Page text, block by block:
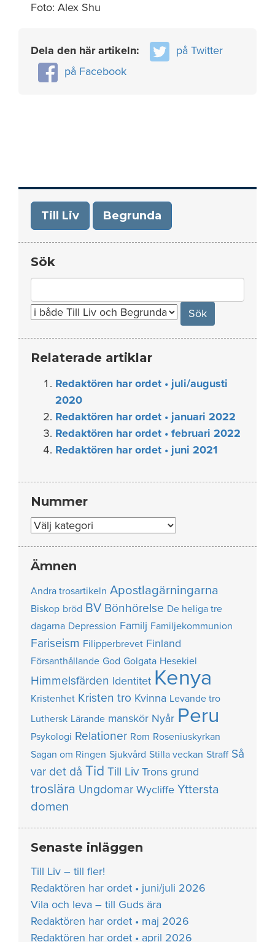
Foto: Alex Shu
Dela den här artikeln:
på Twitter
på Facebook
Till Liv Begrunda
Sök
for:
Relaterade artiklar
Redaktören har ordet • juli/augusti
2020
Redaktören har ordet • januari 2022
Redaktören har ordet • februari 2022
Redaktören har ordet • juni 2021
Nummer
Nummer
Ämnen
Andra trosartikeln Apostlagärningarna
Biskop bröd BV Bönhörelse De heliga tre
dagarna Depression Familj Familjekommunion
Fariseism Filipperbrevet Finland
Försanthållande God Golgata Hesekiel
Himmelsfärden Identitet Kenya
Kristenhet Kristen tro Kvinna Levande tro
Luthersk Lärande manskör Nyår Peru
Psykologi Relationer Rom Roseniuskyrkan
Sagan om Ringen Sjukvård Stilla veckan Straff Så
var det då Tid Till Liv Trons grund
troslära Ungdomar Wycliffe Yttersta
domen
Senaste inläggen
Till Liv – till fler!
Redaktören har ordet • juni/juli 2026
Vila och leva – till Guds ära
Redaktören har ordet • maj 2026
Redaktören har ordet • april 2026